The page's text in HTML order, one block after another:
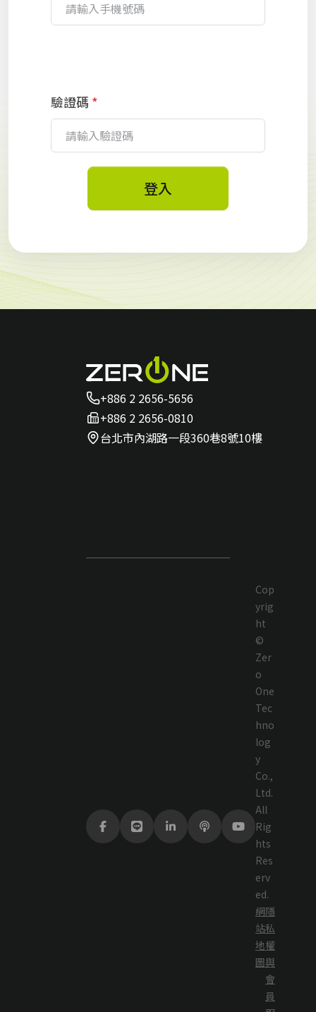
驗證碼 *
登入
+886 2 2656-5656
+886 2 2656-0810
台北市內湖路一段360巷8號10樓
Cop
yrig
ht
©
Zer
o
One
Tec
hno
log
y
Co.,
Ltd.
All
Rig
hts
Res
erv
ed.
網
站
地
圖
隱
私
權
與
會
員